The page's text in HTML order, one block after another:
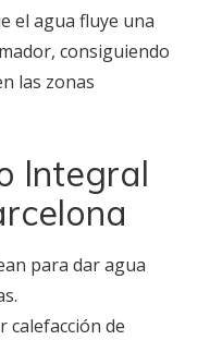
el agua fluye una
consiguiendo
las zonas
Integral
para dar agua
calefacción de